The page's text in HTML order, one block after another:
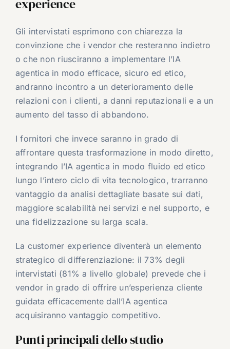
experience
Gli intervistati esprimono con chiarezza la
convinzione che i vendor che resteranno indietro
o che non riusciranno a implementare l’IA
agentica in modo efficace, sicuro ed etico,
andranno incontro a un deterioramento delle
relazioni con i clienti, a danni reputazionali e a un
aumento del tasso di abbandono.
I fornitori che invece saranno in grado di
affrontare questa trasformazione in modo diretto,
integrando l’IA agentica in modo fluido ed etico
lungo l’intero ciclo di vita tecnologico, trarranno
vantaggio da analisi dettagliate basate sui dati,
maggiore scalabilità nei servizi e nel supporto, e
una fidelizzazione su larga scala.
La customer experience diventerà un elemento
strategico di differenziazione: il 73% degli
intervistati (81% a livello globale) prevede che i
vendor in grado di offrire un’esperienza cliente
guidata efficacemente dall’IA agentica
acquisiranno vantaggio competitivo.
Punti principali dello studio